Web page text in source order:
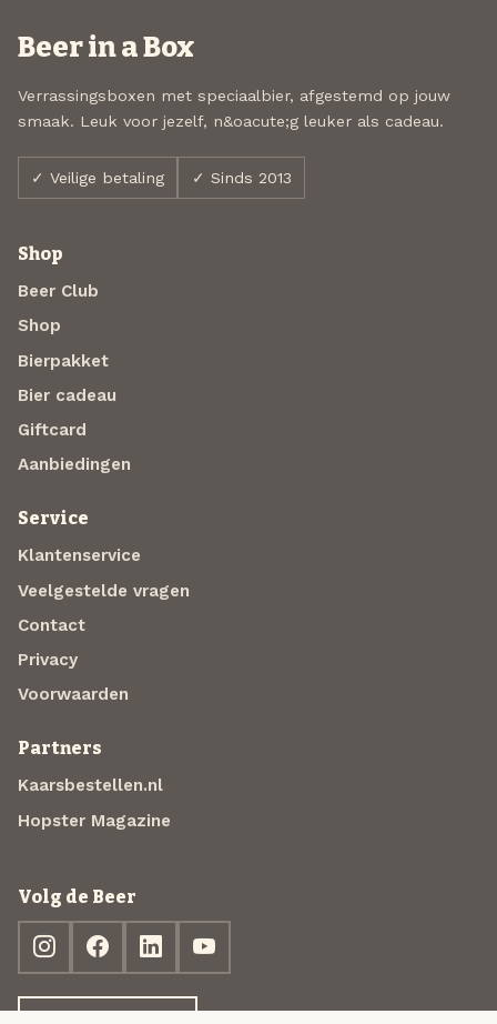
Beer in a Box
Verrassingsboxen met speciaalbier, afgestemd op jouw
smaak. Leuk voor jezelf, n&oacute;g leuker als cadeau.
✓ Veilige betaling ✓ Sinds 2013
Shop
Beer Club
Shop
Bierpakket
Bier cadeau
Giftcard
Aanbiedingen
Service
Klantenservice
Veelgestelde vragen
Contact
Privacy
Voorwaarden
Partners
Kaarsbestellen.nl
Hopster Magazine
Volg de Beer